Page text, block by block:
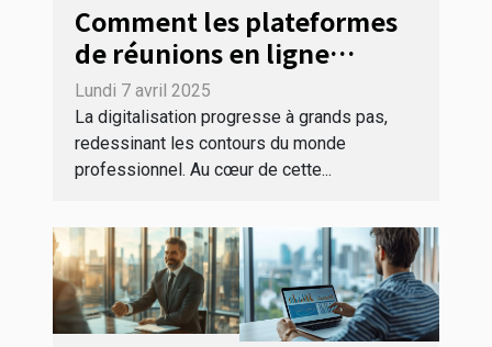
Comment les plateformes
de réunions en ligne
transforment le paysage
professionnel
Lundi 7 avril 2025
La digitalisation progresse à grands pas,
redessinant les contours du monde
professionnel. Au cœur de cette...